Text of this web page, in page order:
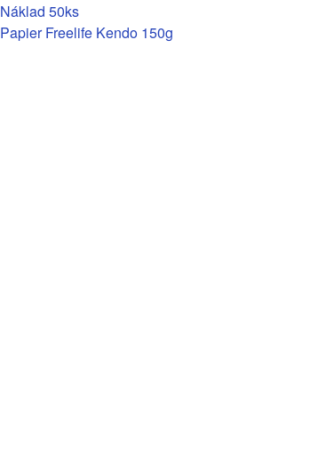
Náklad 50ks
Papier Freelife Kendo 150g